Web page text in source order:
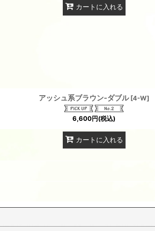
カートに入れる
アッシュ系ブラウン-ダブル [4-W]
6,600円(税込)
カートに入れる